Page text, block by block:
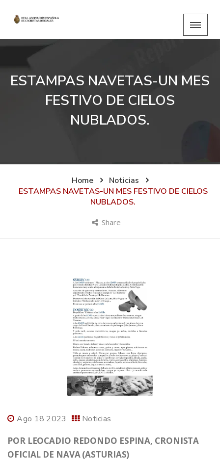
ESTAMPAS NAVETAS-UN MES
FESTIVO DE CIELOS
NUBLADOS.
Home
Noticias
ESTAMPAS NAVETAS-UN MES FESTIVO DE CIELOS
NUBLADOS.
Share
Ago 18 2023 Noticias
POR LEOCADIO REDONDO ESPINA, CRONISTA
OFICIAL DE NAVA (ASTURIAS)